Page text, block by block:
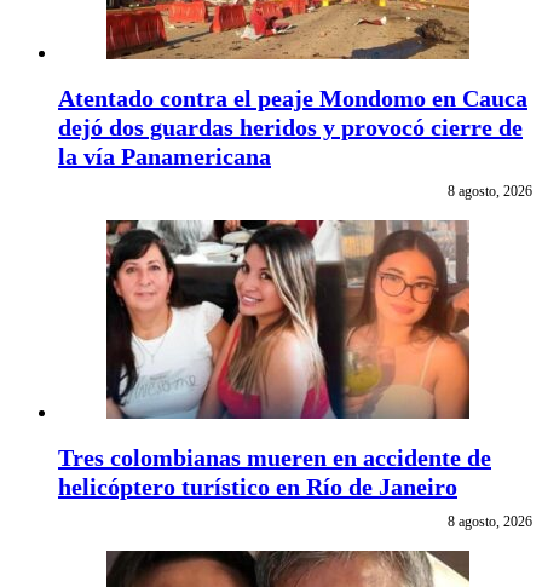
Atentado contra el peaje Mondomo en Cauca
dejó dos guardas heridos y provocó cierre de
la vía Panamericana
8 agosto, 2026
Tres colombianas mueren en accidente de
helicóptero turístico en Río de Janeiro
8 agosto, 2026